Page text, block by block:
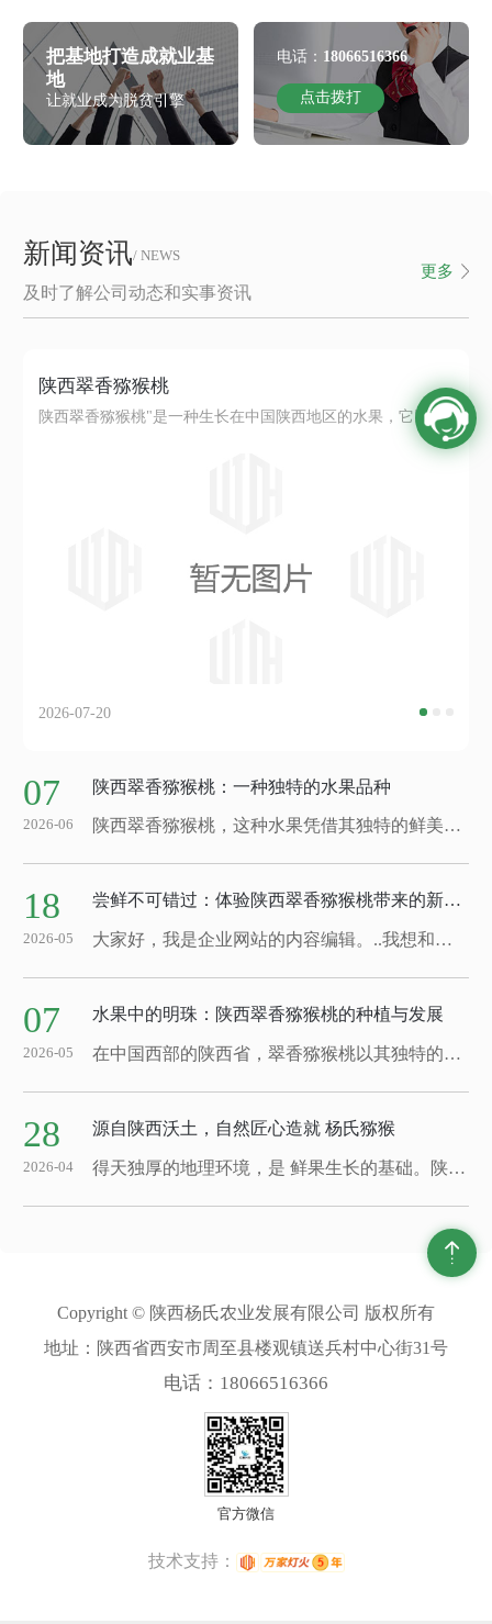
把基地打造成就业基
地
让就业成为脱贫引擎
电话： 18066516366
点击拨打
新闻资讯/ NEWS
及时了解公司动态和实事资讯
更多
陕西翠香猕猴桃
陕西翠香猕猴桃"是一种生长在中国陕西地区的水果，它以其独特的风味和丰富的营养价值而闻名。这种水果的外观呈现出美丽的翠绿色，皮薄肉嫩，口感清爽多汁。翠香猕猴桃含有丰富的维生素C、维生素E和纤维素等营养物质，对于促进健康起着积极作用。它不仅可以帮助增强免疫系统，还可有助于消化和保持肌肤的健康。在陕西地区，翠香猕猴...
2026-07-20
07
2026-06
陕西翠香猕猴桃：一种独特的水果品种
陕西翠香猕猴桃，这种水果凭借其独特的鲜美口感和丰富的营养价值，逐渐受到人们的喜爱。它们外表呈现出浓绿色，表皮上布满细小的毛茸，给人一种清新的感觉。剖开后，内部鲜艳翠绿，肉质细腻多汁，让人垂涎欲滴。翠香猕猴桃产自陕西地区，得益于当地独特的气候和土壤条件，使得这里的猕猴桃口感更加鲜美。在阳光充足的环境下，这些猕猴桃充分吸收...
18
2026-05
尝鲜不可错过：体验陕西翠香猕猴桃带来的新奇滋味
大家好，我是企业网站的内容编辑。..我想和大家分享一种..不能错过的新鲜滋味——陕西翠香猕猴桃。这种水果有着让人难以抗拒的诱人魅力，带来的口感和味道..会让您大呼过瘾。陕西翠香猕猴桃生长在得天独厚的气候条件下，在阳光和土壤的滋养下茁壮成长。每一颗猕猴桃都蕴含着丰富的营养成分，甜而不腻，酸而不涩，让人吃了之后回味无穷。这...
07
2026-05
水果中的明珠：陕西翠香猕猴桃的种植与发展
在中国西部的陕西省，翠香猕猴桃以其独特的品质和口感受到了越来越多人的喜爱。这种水果自引进以来，在当地得到了广泛栽培与发展。陕西的气候条件非常适合翠香猕猴桃的生长，土壤肥沃、温暖湿润的环境为其提供了理想的生长条件。种植者们精心呵护每一棵猕猴桃树，..其能够茁壮成长。他们注重耕作管理、灌溉施肥等工作，以..猕猴桃的健康生长...
28
2026-04
源自陕西沃土，自然匠心造就 杨氏猕猴
得天独厚的地理环境，是 鲜果生长的基础。陕西作为国内 的猕猴桃适宜种植产区，依托秦岭优越的自然生态条件，四季分明、光照充足，昼夜温差适中，搭配疏松肥沃的沙质土壤，为猕猴桃积累果香与果肉养分创造了 的生长环境。陕西杨氏农业发展有限公司深耕本土猕猴桃产业多年，扎根产地、专注鲜果种植与深加工，坚守自然种植理念，用心培育...
Copyright © 陕西杨氏农业发展有限公司 版权所有
地址：陕西省西安市周至县楼观镇送兵村中心街31号
电话：18066516366
官方微信
技术支持：